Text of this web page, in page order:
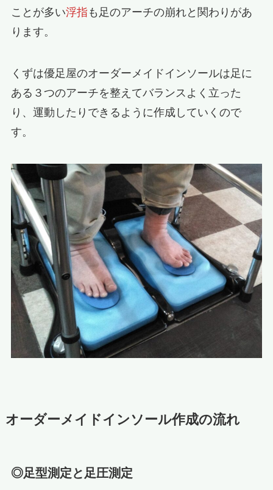
ことが多い浮指 も足のアーチの崩れと関わりがあ
ります。
くずは優足屋のオーダーメイドインソールは足に
ある３つのアーチを整えてバランスよく立った
り、運動したりできるように作成していくので
す。
オーダーメイドインソール作成の流れ
◎足型測定と足圧測定